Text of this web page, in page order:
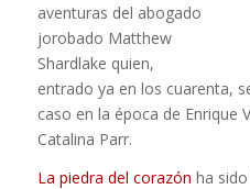
aventuras del abogado
jorobado Matthew
Shardlake quien,
entrado ya en los cuarenta,
caso en la época de Enrique
Catalina Parr.
La piedra del corazón ha